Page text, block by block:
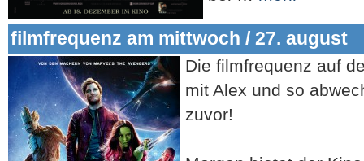
filmfrequenz am mittwoch / 27. august
Die filmfrequenz auf
mit Alex und so
zuvor!